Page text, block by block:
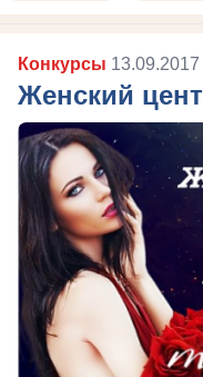
Конкурсы 13.09.2017
Женский